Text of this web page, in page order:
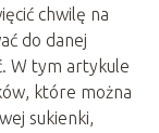
chwilę na
do danej
W tym artykule
które można
sukienki,